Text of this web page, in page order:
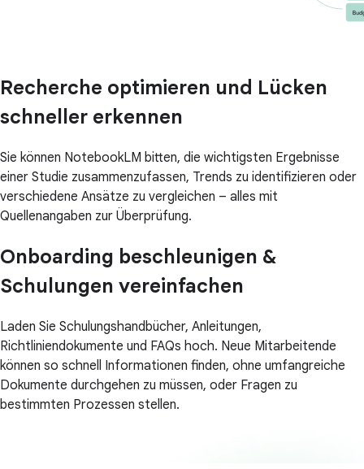
Recherche optimieren und Lücken
schneller erkennen
Sie können NotebookLM bitten, die wichtigsten Ergebnisse
einer Studie zusammenzufassen, Trends zu identifizieren oder
verschiedene Ansätze zu vergleichen – alles mit
Quellenangaben zur Überprüfung.
Onboarding beschleunigen &
Schulungen vereinfachen
Laden Sie Schulungshandbücher, Anleitungen,
Richtliniendokumente und FAQs hoch. Neue Mitarbeitende
können so schnell Informationen finden, ohne umfangreiche
Dokumente durchgehen zu müssen, oder Fragen zu
bestimmten Prozessen stellen.